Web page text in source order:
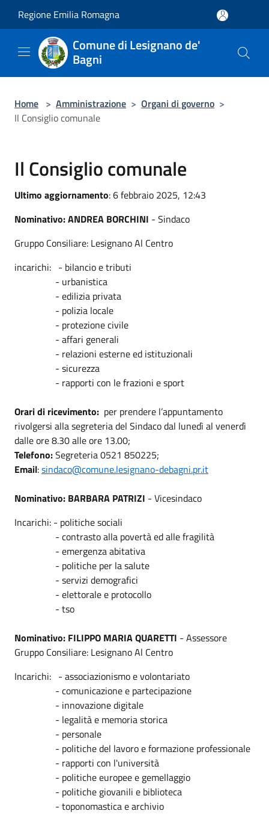
Regione Emilia Romagna
Comune di Lesignano de'
Bagni
Home > Amministrazione > Organi di governo >
Il Consiglio comunale
Il Consiglio comunale
Ultimo aggiornamento: 6 febbraio 2025, 12:43
Nominativo: ANDREA BORCHINI - Sindaco
Gruppo Consiliare: Lesignano Al Centro
incarichi: - bilancio e tributi
- urbanistica
- edilizia privata
- polizia locale
- protezione civile
- affari generali
- relazioni esterne ed istituzionali
- sicurezza
- rapporti con le frazioni e sport
Orari di ricevimento: per prendere l’appuntamento
rivolgersi alla segreteria del Sindaco dal lunedì al venerdì
dalle ore 8.30 alle ore 13.00;
Telefono:Segreteria 0521 850225;
Email:sindaco@comune.lesignano-debagni.pr.it
Nominativo: BARBARA PATRIZI - Vicesindaco
Incarichi: - politiche sociali
- contrasto alla povertà ed alle fragilità
- emergenza abitativa
- politiche per la salute
- servizi demografici
- elettorale e protocollo
- tso
Nominativo: FILIPPO MARIA QUARETTI - Assessore
Gruppo Consiliare: Lesignano Al Centro
Incarichi: - associazionismo e volontariato
- comunicazione e partecipazione
- innovazione digitale
- legalità e memoria storica
- personale
- politiche del lavoro e formazione professionale
- rapporti con l'università
- politiche europee e gemellaggio
- politiche giovanili e biblioteca
- toponomastica e archivio